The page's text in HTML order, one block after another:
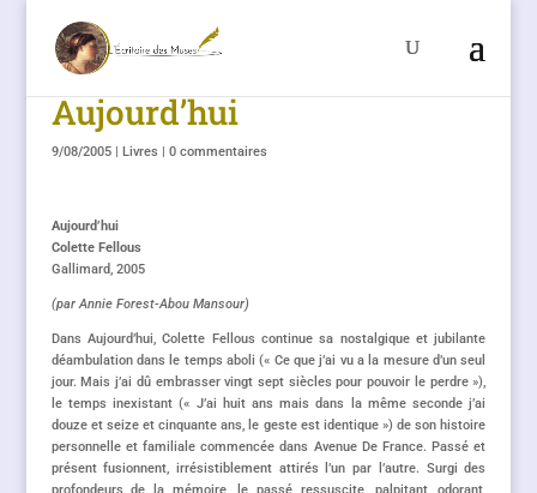
Aujourd’hui
9/08/2005| Livres | 0 commentaires
Aujourd’hui
Colette Fellous
Gallimard, 2005
(par Annie Forest-Abou Mansour)
Dans Aujourd’hui, Colette Fellous continue sa nostalgique et jubilante
déambulation dans le temps aboli (« Ce que j’ai vu a la mesure d’un seul
jour. Mais j’ai dû embrasser vingt sept siècles pour pouvoir le perdre »),
le temps inexistant (« J’ai huit ans mais dans la même seconde j’ai
douze et seize et cinquante ans, le geste est identique ») de son histoire
personnelle et familiale commencée dans Avenue De France. Passé et
présent fusionnent, irrésistiblement attirés l’un par l’autre. Surgi des